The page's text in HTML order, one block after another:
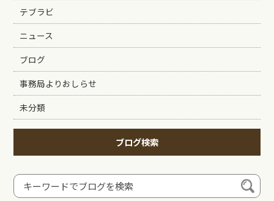
テブラビ
ニュース
ブログ
事務局よりおしらせ
未分類
ブログ検索